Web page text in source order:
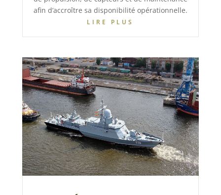
afin d’accroître sa disponibilité opérationnelle.
LIRE PLUS